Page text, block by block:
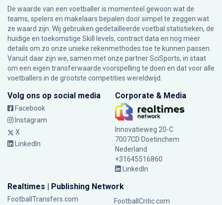
De waarde van een voetballer is momenteel gewoon wat de
teams, spelers en makelaars bepalen door simpel te zeggen wat
ze waard zijn. Wij gebruiken gedetailleerde voetbal statistieken, de
huidige en toekomstige Skill levels, contract data en nog meer
details om zo onze unieke rekenmethodes toe te kunnen passen.
Vanuit daar zijn we, samen met onze partner SciSports, in staat
om een eigen transferwaarde voorspelling te doen en dat voor alle
voetballers in de grootste competities wereldwijd.
Volg ons op social media
Facebook
Instagram
X
LinkedIn
Corporate & Media
Innovatieweg 20-C
7007CD Doetinchem
Nederland
+31645516860
LinkedIn
Realtimes | Publishing Network
FootballTransfers.com FootballCritic.com